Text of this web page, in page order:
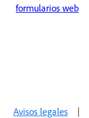
formularios web
Avisos legales |